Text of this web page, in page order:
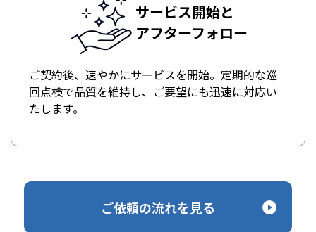
サービス開始と
アフターフォロー
ご契約後、速やかにサービスを開始。定期的な巡
回点検で品質を維持し、ご要望にも迅速に対応い
たします。
ご依頼の流れを見る